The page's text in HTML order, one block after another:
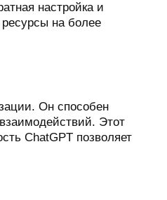
настройка и
на более
Он способен
Этот
ChatGPT позволяет